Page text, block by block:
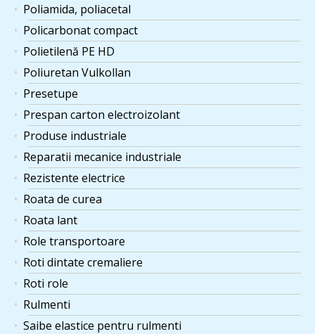
Poliamida, poliacetal
Policarbonat compact
Polietilenă PE HD
Poliuretan Vulkollan
Presetupe
Prespan carton electroizolant
Produse industriale
Reparatii mecanice industriale
Rezistente electrice
Roata de curea
Roata lant
Role transportoare
Roti dintate cremaliere
Roti role
Rulmenti
Saibe elastice pentru rulmenti